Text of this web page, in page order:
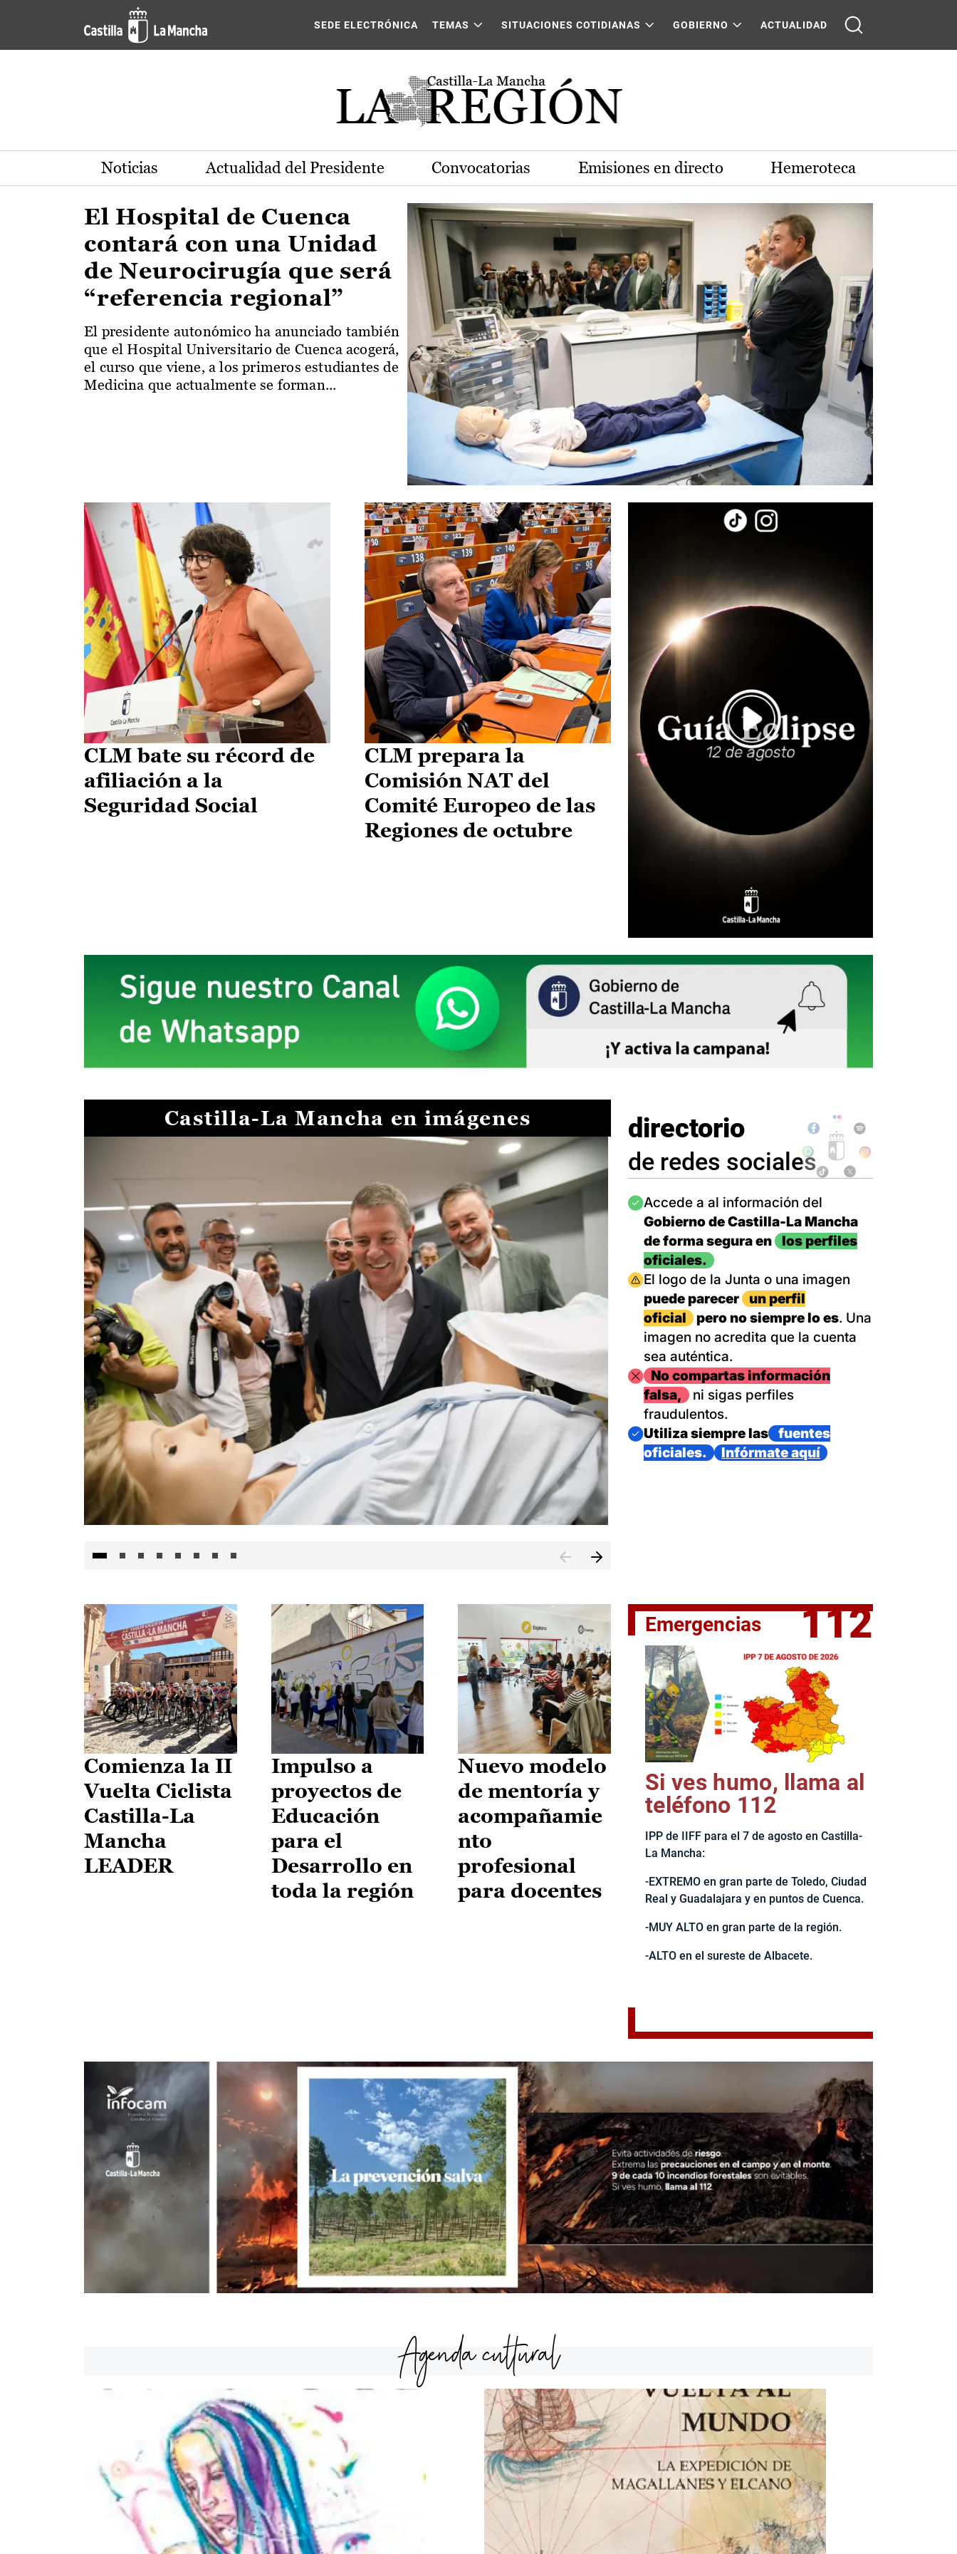
Pasar al contenido principal
Actualidad de la región de Castilla-La Mancha
SEDE ELECTRÓNICA TEMAS SITUACIONES COTIDIANAS GOBIERNO ACTUALIDAD
Noticias Actualidad del Presidente Convocatorias Emisiones en directo Hemeroteca
El Hospital de Cuenca
contará con una Unidad
de Neurocirugía que será
“referencia regional”
El presidente autonómico ha anunciado también
que el Hospital Universitario de Cuenca acogerá,
el curso que viene, a los primeros estudiantes de
Medicina que actualmente se forman...
CLM bate su récord de
afiliación a la
Seguridad Social
CLM prepara la
Comisión NAT del
Comité Europeo de las
Regiones de octubre
Castilla-La Mancha en imágenes
El jefe del Ejecutivo castellanomanchego, Emiliano García-
directorio
de redes sociales
Imagen
Accede a al información del
Gobierno de Castilla-La Mancha
de forma segura en
los perfiles
oficiales.
Imagen
El logo de la Junta o una imagen
puede parecer
un perfil
oficial
pero no siempre lo es. Una
imagen no acredita que la cuenta
sea auténtica.
ImagenNo compartas información
falsa,
ni sigas perfiles
fraudulentos.
Imagen
Utiliza siempre las
fuentes
oficiales.
Infórmate aquí
Comienza la II
Vuelta Ciclista
Castilla-La
Mancha
LEADER
Impulso a
proyectos de
Educación
para el
Desarrollo en
toda la región
Nuevo modelo
de mentoría y
acompañamie
nto
profesional
para docentes
Emergencias 112
Si ves humo, llama al
teléfono 112
IPP de IIFF para el 7 de agosto en Castilla-
La Mancha:
-EXTREMO en gran parte de Toledo, Ciudad
Real y Guadalajara y en puntos de Cuenca.
-MUY ALTO en gran parte de la región.
-ALTO en el sureste de Albacete.
Agenda cultural